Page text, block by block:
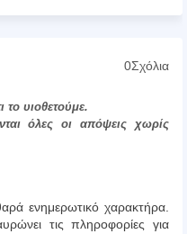
0Σχόλια
το υιοθετούμε.
όλες οι απόψεις χωρίς
ενημερωτικό χαρακτήρα.
τις πληροφορίες για